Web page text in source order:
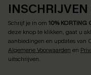
Schrijf je in om 10% KORTING
deze knop te klikken, gaat u
aanbiedingen en updates van
Algemene Voorwaarden en
uitschrijven.